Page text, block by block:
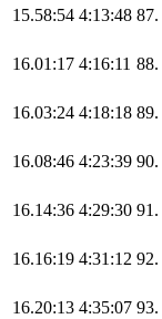
15.58:54 4:13:48 87.
16.01:17 4:16:11 88.
16.03:24 4:18:18 89.
16.08:46 4:23:39 90.
16.14:36 4:29:30 91.
16.16:19 4:31:12 92.
16.20:13 4:35:07 93.